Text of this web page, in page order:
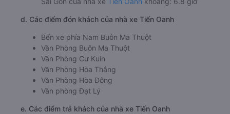
d. Các điểm đón khách của nhà xe Tiến Oanh
Bến xe phía Nam Buôn Ma Thuột
Văn Phòng Buôn Ma Thuột
Văn Phòng Cư Kuin
Văn Phòng Hòa Thắng
Văn Phòng Hòa Đông
Văn phòng Đạt Lý
e. Các điểm trả khách của nhà xe Tiến Oanh